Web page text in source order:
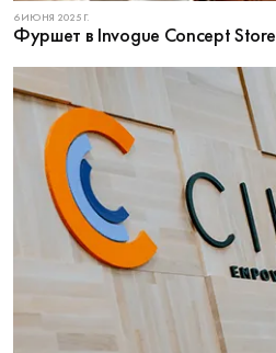
6 ИЮНЯ 2025 Г.
Фуршет в Invogue Concept Store